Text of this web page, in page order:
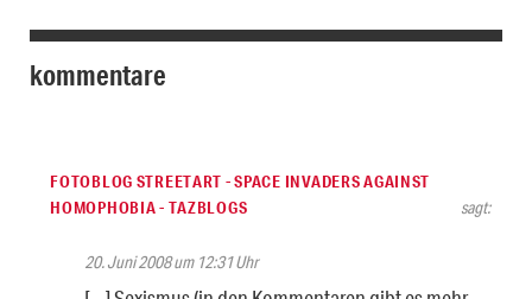
kommentare
FOTOBLOG STREETART - SPACE INVADERS AGAINST
HOMOPHOBIA - TAZBLOGS
sagt:
20. Juni 2008 um 12:31 Uhr